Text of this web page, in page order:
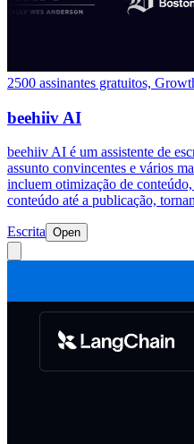
2500 assinantes gratuitos,
beehiiv AI
beehiiv AI é um assistente de
assunto convincentes e vários
incluem otimização de
conteúdo até a publicação,
Escrita Open